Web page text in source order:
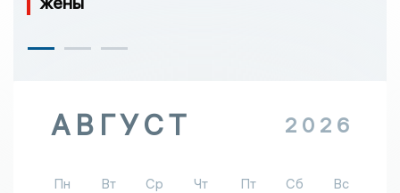
АВГУСТ 2026
Пн Вт Ср Чт Пт Сб
Вс